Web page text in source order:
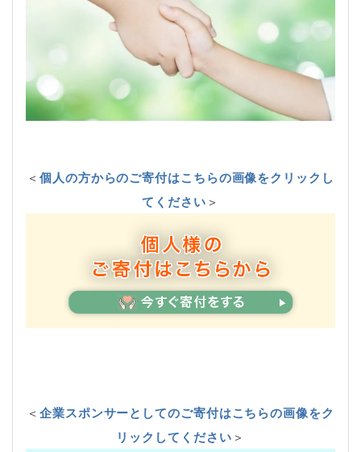
＜個人の方からのご寄付はこちらの画像をクリックし
てください＞
＜企業スポンサーとしてのご寄付はこちらの画像をク
リックしてください＞